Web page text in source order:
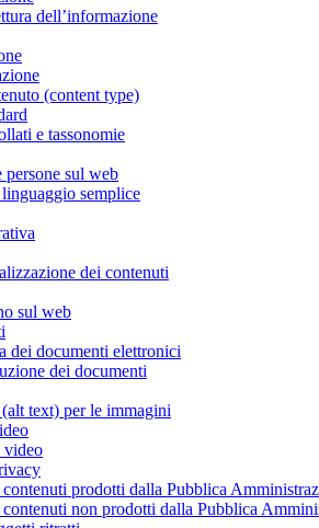
dell’informazione
(content type)
e tassonomie
sul web
semplice
dei contenuti
sul web
dei documenti elettronici
dei documenti
text) per le immagini
video
prodotti dalla Pubblica
non prodotti dalla Pubblica